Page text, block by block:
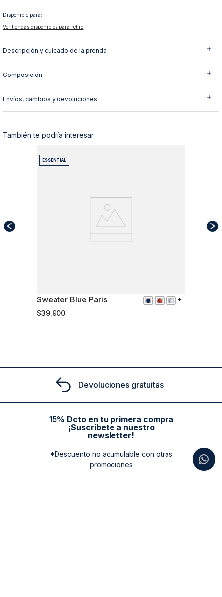
Disponible para:
Ver tiendas disponibles para retiro
Descripción y cuidado de la prenda
Composición
Envíos, cambios y devoluciones
También te podría interesar
XXL
ESSENTIAL
Sweater Blue Paris
$39.900
Devoluciones gratuitas
15% Dcto en tu primera compra
¡Suscribete a nuestro
newsletter!
*Descuento no acumulable con otras
promociones